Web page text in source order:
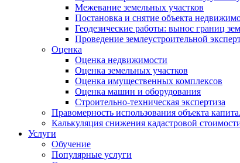
Межевание земельных участков
Постановка и снятие объекта
Геодезические работы: вынос границ
Проведение землеустроительной
Оценка
Оценка недвижимости
Оценка земельных участков
Оценка имущественных комплексов
Оценка машин и оборудования
Строительно-техническая экспертиза
Правомерность использования объекта
Калькуляция снижения кадастровой
Услуги
Обучение
Популярные услуги